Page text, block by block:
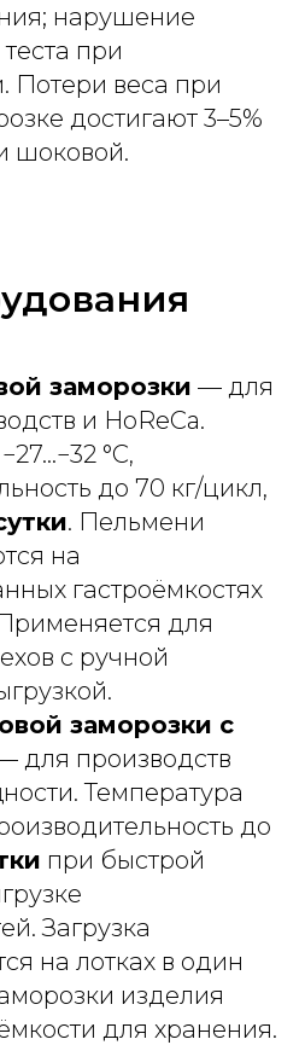
нарушение
при
Потери веса при
достигают 3–5%
шоковой.
заморозки — для
и HoReCa.
°C,
до 70 кг/цикл,
. Пельмени
на
гастроёмкостях
для
с ручной
заморозки с
для производств
Температура
до
при быстрой
Загрузка
на лотках в один
изделия
для хранения.